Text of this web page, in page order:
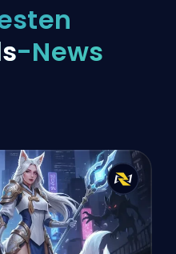
-News